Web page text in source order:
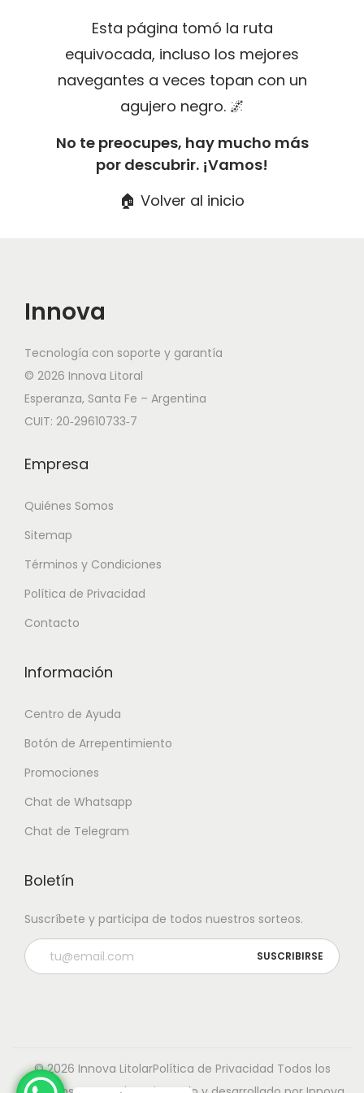
a
c
i
ó
d
o
Esta página tomó la ruta
equivocada, incluso los mejores
navegantes a veces topan con un
agujero negro. 🌌
No te preocupes, hay mucho más
por descubrir. ¡Vamos!
🏠 Volver al inicio
Innova
Tecnología con soporte y garantía
© 2026 Innova Litoral
Esperanza, Santa Fe – Argentina
CUIT: 20‑29610733‑7
Empresa
Quiénes Somos
Sitemap
Términos y Condiciones
Política de Privacidad
Contacto
Información
Centro de Ayuda
Botón de Arrepentimiento
Promociones
Chat de Whatsapp
Chat de Telegram
Boletín
Suscríbete y participa de todos nuestros sorteos.
© 2026 Innova LitolarPolítica de Privacidad Todos los